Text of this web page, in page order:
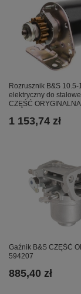
Rozrusznik B&S 10.5-
elektryczny do
CZĘŚĆ
1 153,74 zł
Gaźnik B&S CZĘŚĆ
594207
885,40 zł